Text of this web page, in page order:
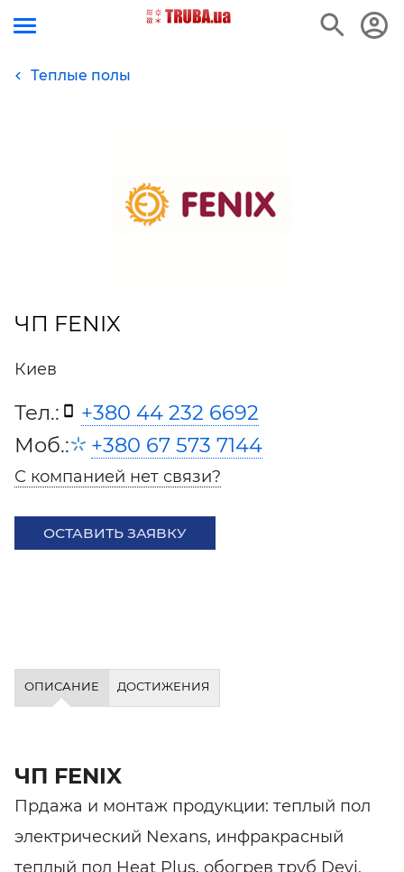
Теплые полы
ЧП FENIX
Киев
Тел.:
+380 44 232 6692
Моб.:
+380 67 573 7144
С компанией нет связи?
ОСТАВИТЬ ЗАЯВКУ
ОПИСАНИЕ ДОСТИЖЕНИЯ
ЧП FENIX
Прдажа и монтаж продукции: теплый пол
электрический Nexans, инфракрасный
теплый пол Heat Plus, обогрев труб Devi,